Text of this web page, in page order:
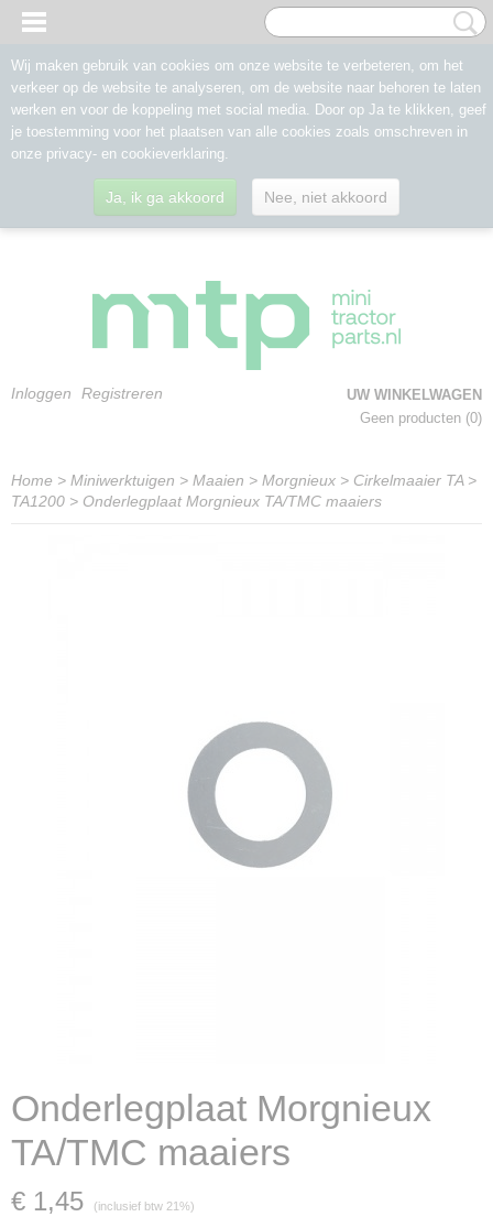
Inloggen Registreren
UW WINKELWAGEN
Geen producten (0)
Home > Miniwerktuigen > Maaien > Morgnieux > Cirkelmaaier TA>
TA1200 > Onderlegplaat Morgnieux TA/TMC maaiers
Onderlegplaat Morgnieux
TA/TMC maaiers
€ 1,45 (inclusief btw 21%)
Wij maken gebruik van cookies om onze website te verbeteren, om het
verkeer op de website te analyseren, om de website naar behoren te laten
werken en voor de koppeling met social media. Door op Ja te klikken, geef
je toestemming voor het plaatsen van alle cookies zoals omschreven in
onze privacy- en cookieverklaring.
Ja, ik ga akkoord Nee, niet akkoord